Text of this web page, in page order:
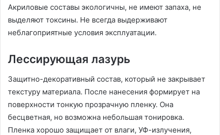
Акриловые составы экологичны, не имеют запаха, не
выделяют токсины. Не всегда выдерживают
неблагоприятные условия эксплуатации.
Лессирующая лазурь
Защитно-декоративный состав, который не закрывает
текстуру материала. После нанесения формирует на
поверхности тонкую прозрачную пленку. Она
бесцветная, но возможна небольшая тонировка.
Пленка хорошо защищает от влаги, УФ-излучения,